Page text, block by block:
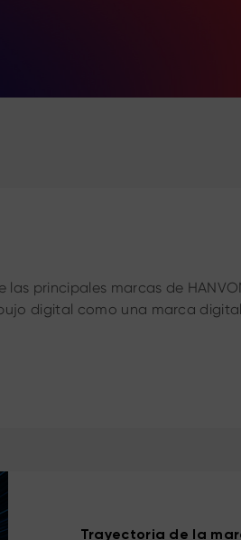
principales marcas de
digital como una marca
Trayectoria de la